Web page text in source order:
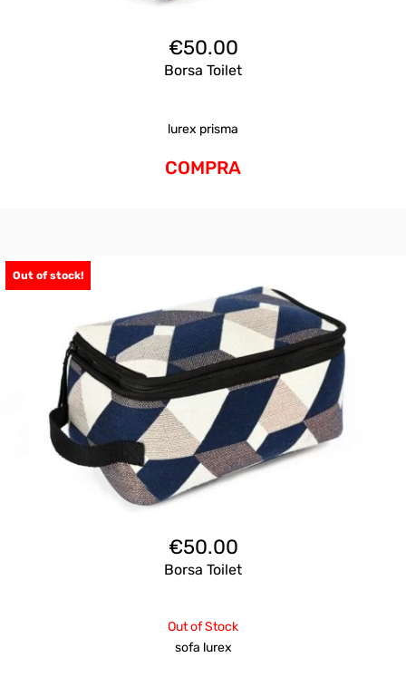
€50.00
Borsa Toilet
lurex prisma
COMPRA
Out of stock!
€50.00
Borsa Toilet
Out of Stock
sofa lurex